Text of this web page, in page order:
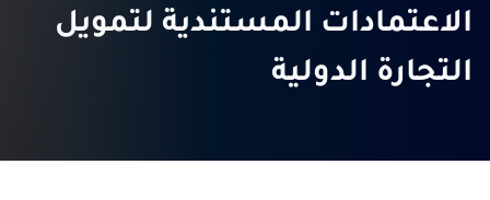
الاعتمادات المستندية لتمويل
التجارة الدولية